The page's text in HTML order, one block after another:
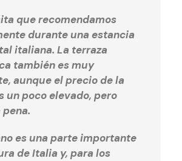
que recomendamos
durante una estancia
italiana. La terraza
también es muy
aunque el precio de la
un poco elevado, pero
es una parte importante
de Italia y, para los